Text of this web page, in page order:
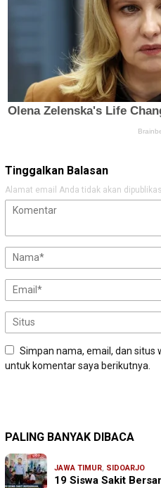
Tinggalkan Balasan
Alamat email Anda tidak akan
Simpan nama, email, dan situs
untuk komentar saya berikutnya.
PALING BANYAK DIBACA
JAWA TIMUR, SIDOARJO
19 Siswa Sakit